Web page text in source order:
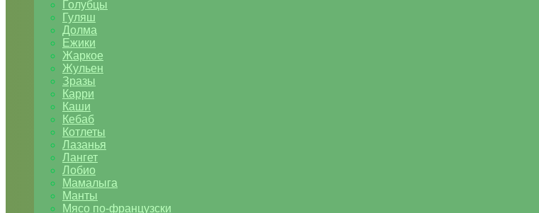
Голубцы
Гуляш
Долма
Ежики
Жаркое
Жульен
Зразы
Карри
Каши
Кебаб
Котлеты
Лазанья
Лангет
Лобио
Мамалыга
Манты
Мясо по-французски